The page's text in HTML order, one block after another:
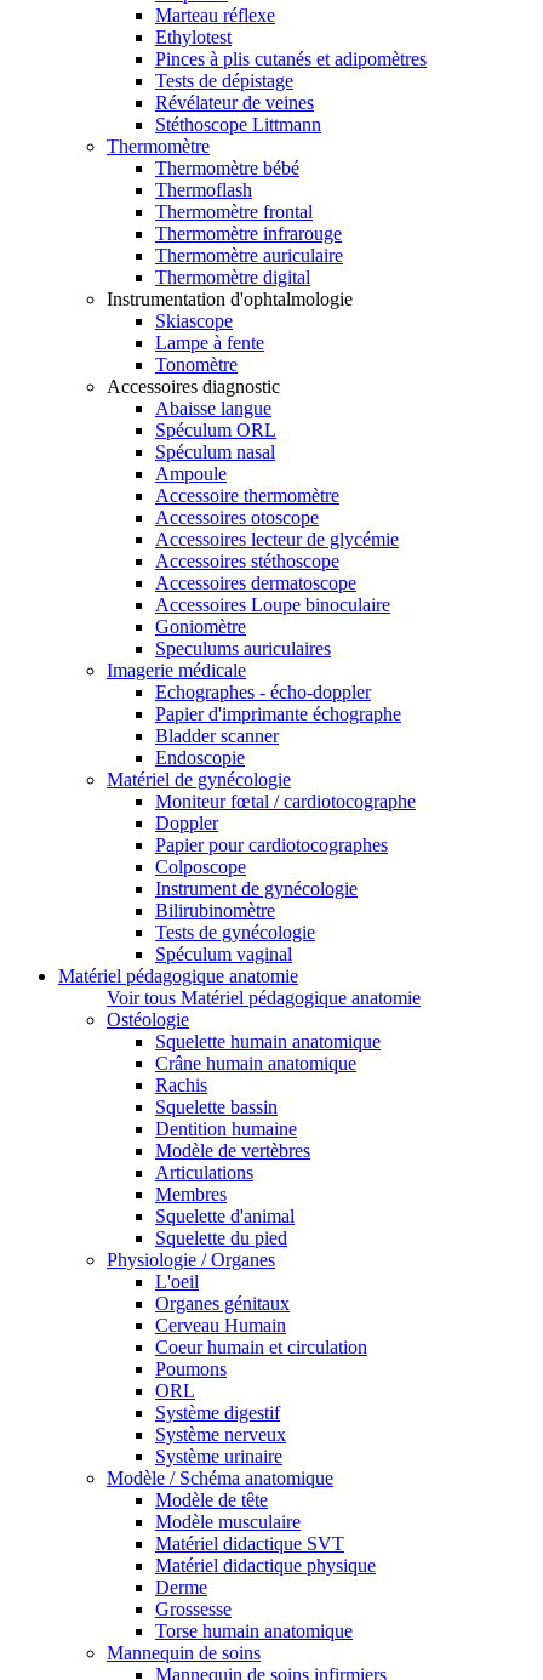
Marteau réflexe
Ethylotest
Pinces à plis cutanés et adipomètres
Tests de dépistage
Révélateur de veines
Stéthoscope Littmann
Thermomètre
Thermomètre bébé
Thermoflash
Thermomètre frontal
Thermomètre infrarouge
Thermomètre auriculaire
Thermomètre digital
Instrumentation d'ophtalmologie
Skiascope
Lampe à fente
Tonomètre
Accessoires diagnostic
Abaisse langue
Spéculum ORL
Spéculum nasal
Ampoule
Accessoire thermomètre
Accessoires otoscope
Accessoires lecteur de glycémie
Accessoires stéthoscope
Accessoires dermatoscope
Accessoires Loupe binoculaire
Goniomètre
Speculums auriculaires
Imagerie médicale
Echographes - écho-doppler
Papier d'imprimante échographe
Bladder scanner
Endoscopie
Matériel de gynécologie
Moniteur fœtal / cardiotocographe
Doppler
Papier pour cardiotocographes
Colposcope
Instrument de gynécologie
Bilirubinomètre
Tests de gynécologie
Spéculum vaginal
Matériel pédagogique anatomie
Voir tous Matériel pédagogique anatomie
Ostéologie
Squelette humain anatomique
Crâne humain anatomique
Rachis
Squelette bassin
Dentition humaine
Modèle de vertèbres
Articulations
Membres
Squelette d'animal
Squelette du pied
Physiologie / Organes
L'oeil
Organes génitaux
Cerveau Humain
Coeur humain et circulation
Poumons
ORL
Système digestif
Système nerveux
Système urinaire
Modèle / Schéma anatomique
Modèle de tête
Modèle musculaire
Matériel didactique SVT
Matériel didactique physique
Derme
Grossesse
Torse humain anatomique
Mannequin de soins
Mannequin de soins infirmiers